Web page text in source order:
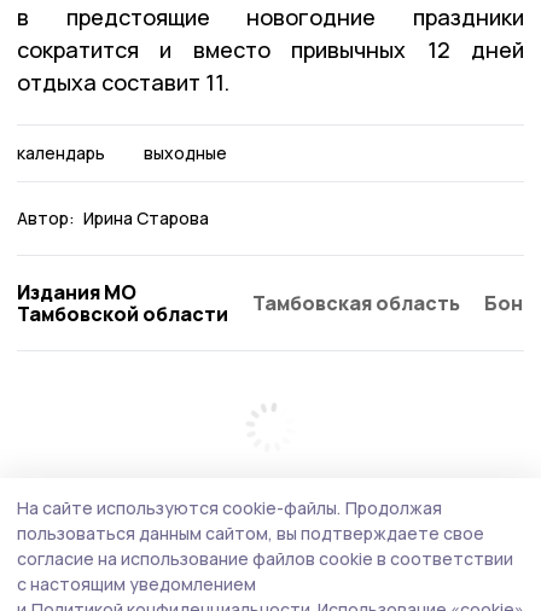
в предстоящие новогодние праздники
сократится и вместо привычных 12 дней
отдыха составит 11.
календарь выходные
Автор: Ирина Старова
Издания МО
Тамбовской области
Тамбовская область
На сайте используются cookie-файлы. Продолжая
пользоваться данным сайтом, вы подтверждаете свое
согласие на использование файлов cookie в соответствии
с настоящим уведомлением